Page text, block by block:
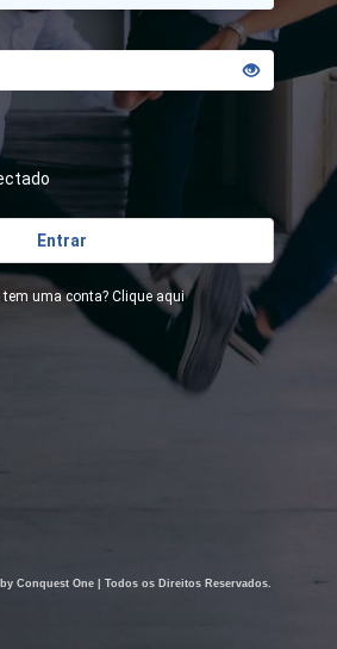
uma conta? Clique aqui
Conquest One | Todos os Direitos Reservados.